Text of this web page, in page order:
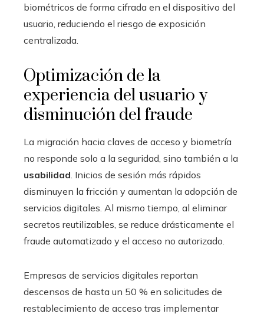
biométricos de forma cifrada en el dispositivo del
usuario, reduciendo el riesgo de exposición
centralizada.
Optimización de la
experiencia del usuario y
disminución del fraude
La migración hacia claves de acceso y biometría
no responde solo a la seguridad, sino también a la
usabilidad . Inicios de sesión más rápidos
disminuyen la fricción y aumentan la adopción de
servicios digitales. Al mismo tiempo, al eliminar
secretos reutilizables, se reduce drásticamente el
fraude automatizado y el acceso no autorizado.
Empresas de servicios digitales reportan
descensos de hasta un 50 % en solicitudes de
restablecimiento de acceso tras implementar